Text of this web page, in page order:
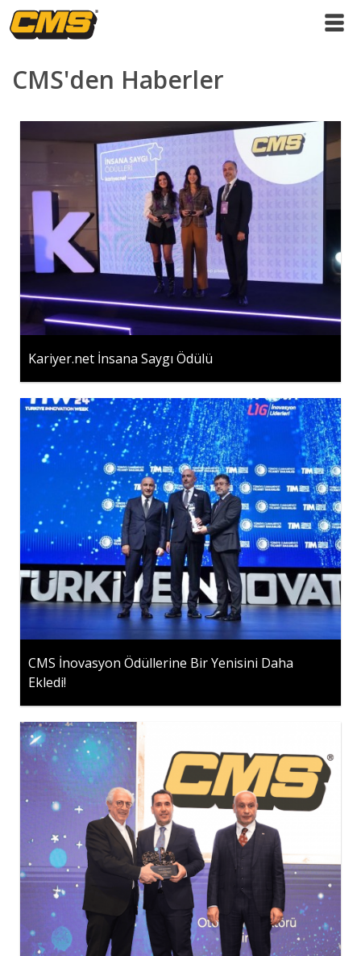
CMS'den Haberler
Kariyer.net İnsana Saygı Ödülü
CMS İnovasyon Ödüllerine Bir Yenisini Daha
Ekledi!